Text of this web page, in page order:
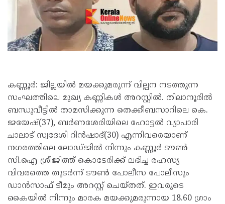
കണ്ണൂര്‍: ജില്ലയില്‍ മയക്കുമരുന്ന് വില്പന നടത്തുന്ന
സംഘത്തിലെ മുഖ്യ കണ്ണികള്‍ അറസ്റ്റില്‍. തിലാനൂരില്‍
ബന്ധുവീട്ടില്‍ താമസിക്കുന്ന തെക്കീബസാറിലെ കെ.
ജയേഷ്(37), ബര്‍ണശേരിയിലെ ഹോട്ടല്‍ വ്യാപാരി
ചാലാട് സ്വദേശി റിന്‍ഷാദ്(30) എന്നിവരെയാണ്
നഗരത്തിലെ ലോഡ്ജില്‍ നിന്നും കണ്ണൂര്‍ ടൗണ്‍
സി.ഐ ശ്രീജിത്ത് കൊടേരിക്ക് ലഭിച്ച രഹസ്യ
വിവരത്തെ തുടര്‍ന്ന് ടൗണ്‍ പോലീസ പോലീസും
ഡാന്‍സാഫ് ടീമും അറസ്റ്റ് ചെയ്തത്. ഇവരുടെ
കൈയില്‍ നിന്നും മാരക മയക്കുമരുന്നായ 18.60 ഗ്രാം